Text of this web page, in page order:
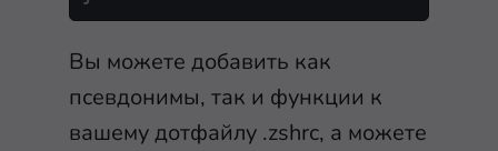
Вы можете добавить как
псевдонимы, так и функции к
вашему дотфайлу .zshrc, а можете